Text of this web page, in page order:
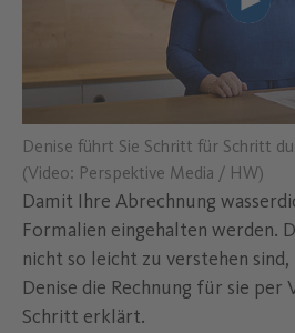
Lade
Denise führt Sie Schritt für Schritt
(Video: Perspektive Media / HW)
Damit Ihre Abrechnung
Formalien eingehalten werden.
nicht so leicht zu verstehen
Denise die Rechnung für sie
Schritt erklärt.